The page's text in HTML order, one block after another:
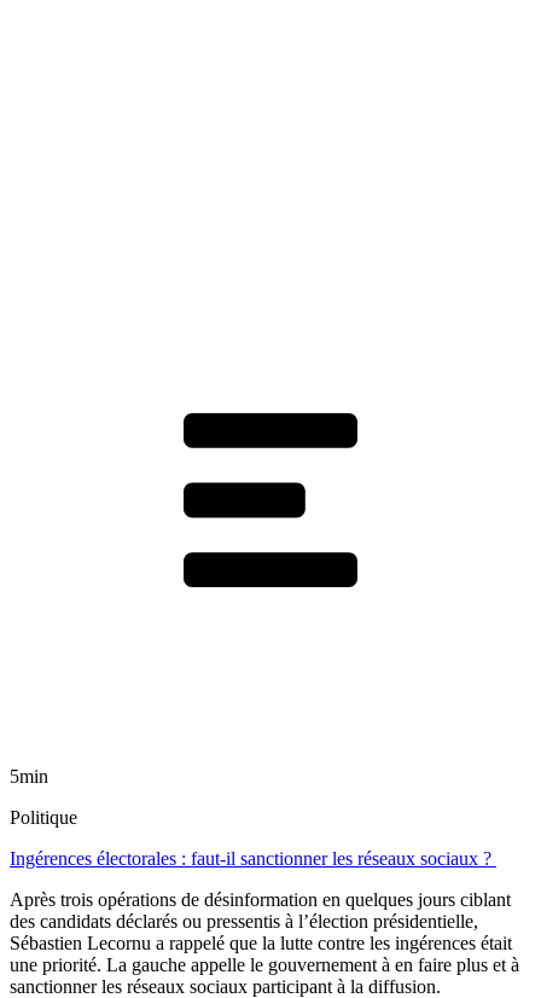
5min
Politique
Ingérences électorales : faut-il sanctionner les réseaux sociaux ?
Après trois opérations de désinformation en quelques jours ciblant
des candidats déclarés ou pressentis à l’élection présidentielle,
Sébastien Lecornu a rappelé que la lutte contre les ingérences était
une priorité. La gauche appelle le gouvernement à en faire plus et à
sanctionner les réseaux sociaux participant à la diffusion.